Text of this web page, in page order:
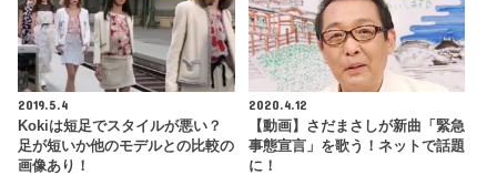
2019.5.4
Kokiは短足でスタイルが悪い？
足が短いか他のモデルとの比較の
画像あり！
2020.4.12
【動画】さだまさしが新曲「緊急
事態宣言」を歌う！ネットで話題
に！